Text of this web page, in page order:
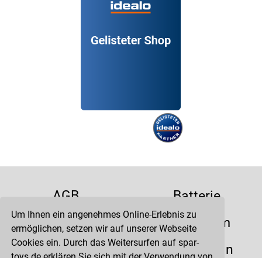
Um Ihnen ein angenehmes Online-Erlebnis zu
ermöglichen, setzen wir auf unserer Webseite
Cookies ein. Durch das Weitersurfen auf spar-
AGB
Batterie
Datenschutz
Impressum
Kontakt
Liefertermin